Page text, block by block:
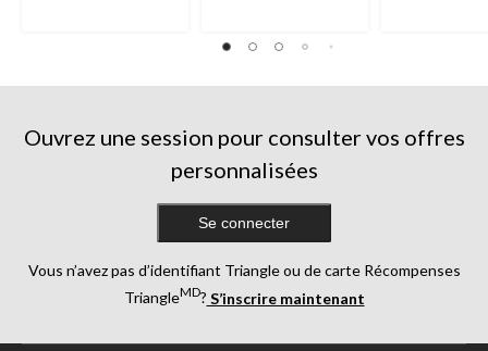
Ouvrez une session pour consulter vos offres
personnalisées
Se connecter
Vous n’avez pas d’identifiant Triangle ou de carte Récompenses
TriangleMD? S’inscrire maintenant